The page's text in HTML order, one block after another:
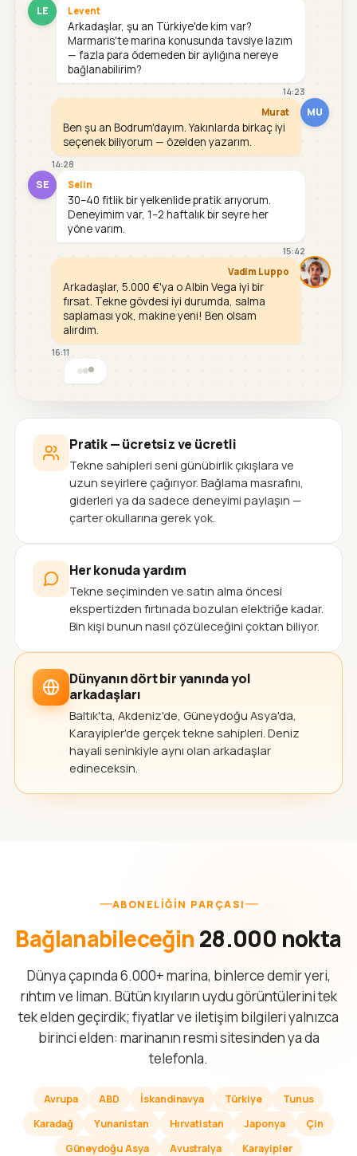
LE Levent
Arkadaşlar, şu an Türkiye'de kim var?
Marmaris'te marina konusunda tavsiye lazım
— fazla para ödemeden bir aylığına nereye
bağlanabilirim?
14:23
MU
Murat
Ben şu an Bodrum'dayım. Yakınlarda birkaç iyi
seçenek biliyorum — özelden yazarım.
14:28
SE Selin
30–40 fitlik bir yelkenlide pratik arıyorum.
Deneyimim var, 1–2 haftalık bir seyre her
yöne varım.
15:42
Vadim Luppo
Arkadaşlar, 5.000 €'ya o Albin Vega iyi bir
fırsat. Tekne gövdesi iyi durumda, salma
saplaması yok, makine yeni! Ben olsam
alırdım.
16:11
Pratik — ücretsiz ve ücretli
Tekne sahipleri seni günübirlik çıkışlara ve
uzun seyirlere çağırıyor. Bağlama masrafını,
giderleri ya da sadece deneyimi paylaşın —
çarter okullarına gerek yok.
Her konuda yardım
Tekne seçiminden ve satın alma öncesi
ekspertizden fırtınada bozulan elektriğe kadar.
Bin kişi bunun nasıl çözüleceğini çoktan biliyor.
Dünyanın dört bir yanında yol
arkadaşları
Baltık'ta, Akdeniz'de, Güneydoğu Asya'da,
Karayipler'de gerçek tekne sahipleri. Deniz
hayali seninkiyle aynı olan arkadaşlar
edineceksin.
ABONELIĞIN PARÇASI
Bağlanabileceğin 28.000 nokta
Dünya çapında 6.000+ marina, binlerce demir yeri,
rıhtım ve liman. Bütün kıyıların uydu görüntülerini tek
tek elden geçirdik; fiyatlar ve iletişim bilgileri yalnızca
birinci elden: marinanın resmi sitesinden ya da
telefonla.
Avrupa ABD İskandinavya Türkiye
Tunus
Karadağ
Yunanistan Hırvatistan Japonya
Çin
Güneydoğu Asya
Avustralya
Karayipler